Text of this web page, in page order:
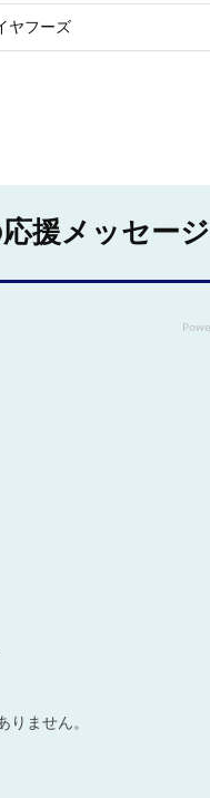
ヤフーズ
援メッセージ
ません。